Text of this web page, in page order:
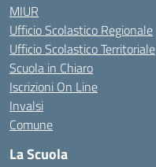
MIUR
Ufficio Scolastico Regionale
Ufficio Scolastico Territoriale
Scuola in Chiaro
Iscrizioni On Line
Invalsi
Comune
La Scuola